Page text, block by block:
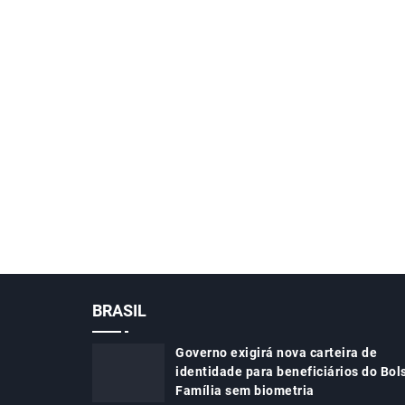
BRASIL
Governo exigirá nova carteira de
identidade para beneficiários do
Família sem biometria